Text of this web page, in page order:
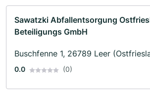
Sawatzki Abfallentsorgung
Beteiligungs GmbH
Buschfenne 1, 26789 Leer
0.0 (0)